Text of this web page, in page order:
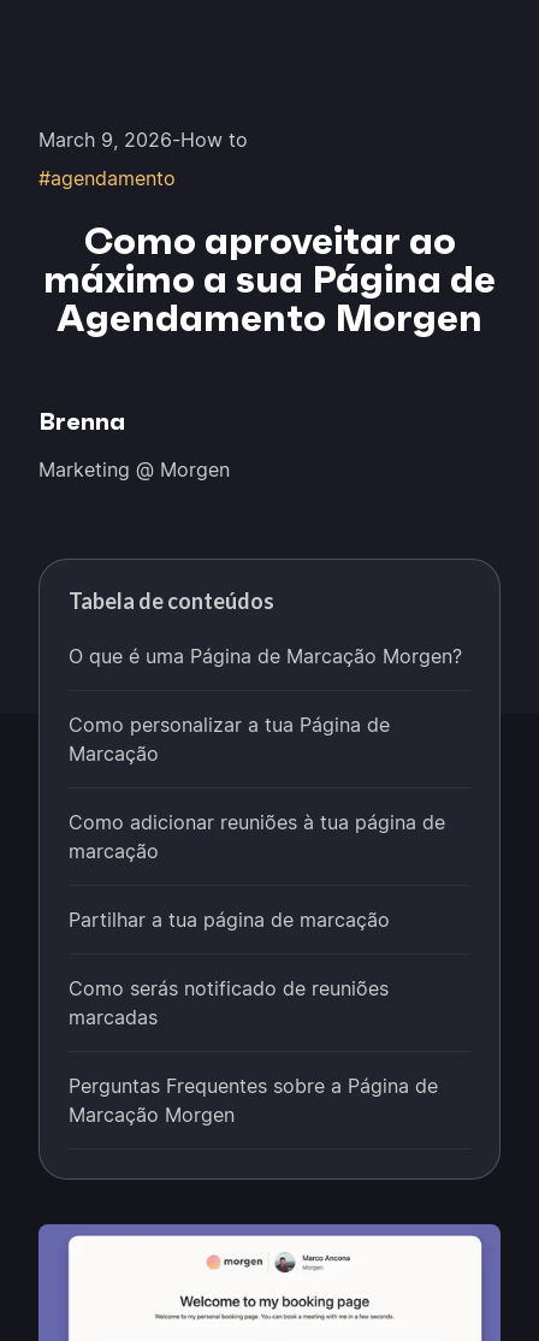
March 9, 2026-How to
#agendamento
Como aproveitar ao
máximo a sua Página de
Agendamento Morgen
Brenna
Marketing @ Morgen
Tabela de conteúdos
O que é uma Página de Marcação Morgen?
Como personalizar a tua Página de
Marcação
Como adicionar reuniões à tua página de
marcação
Partilhar a tua página de marcação
Como serás notificado de reuniões
marcadas
Perguntas Frequentes sobre a Página de
Marcação Morgen